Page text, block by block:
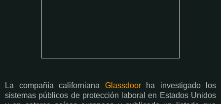
La compañía californiana Glassdoorha investigado los
sistemas públicos de protección laboral en Estados Unidos